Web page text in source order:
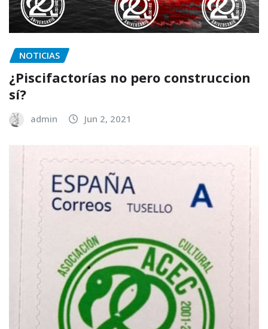
NOTICIAS
¿Piscifactorías no pero construccion
sí?
admin Jun 2, 2021